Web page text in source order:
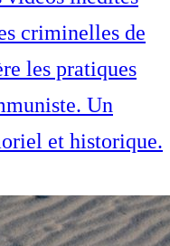
criminelles de
les pratiques
Un
et historique.